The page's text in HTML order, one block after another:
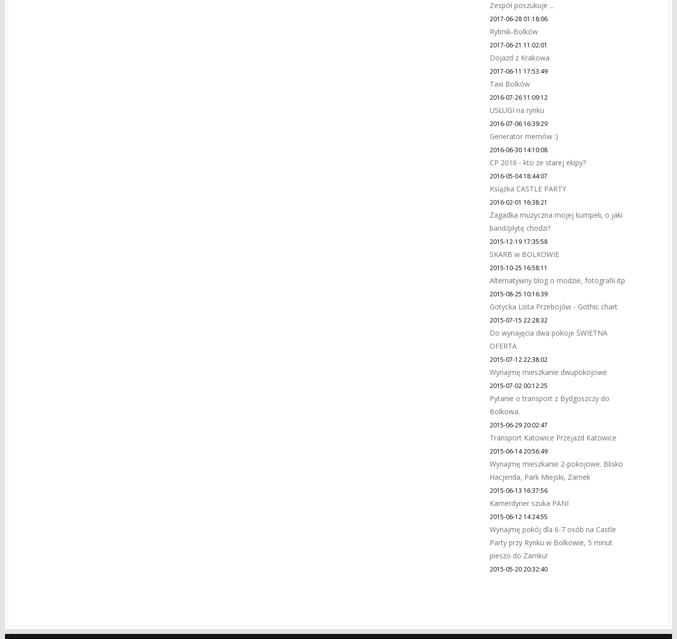
Zespół poszukuje ...
2017-06-28 01:18:06
Rybnik-Bolków
2017-06-21 11:02:01
Dojazd z Krakowa
2017-06-11 17:53:49
Taxi Bolków
2016-07-26 11:09:12
USŁUGI na rynku
2016-07-06 16:39:29
Generator memów :)
2016-06-30 14:10:08
CP 2016 - kto ze starej ekipy?
2016-05-04 18:44:07
Książka CASTLE PARTY
2016-02-01 16:38:21
Zagadka muzyczna mojej kumpeli, o jaki
band/płytę chodzi?
2015-12-19 17:35:58
SKARB w BOLKOWIE
2015-10-25 16:58:11
Alternatywny blog o modzie, fotografii itp
2015-08-25 10:16:39
Gotycka Lista Przebojów - Gothic chart
2015-07-15 22:28:32
Do wynajęcia dwa pokoje ŚWIETNA
OFERTA
2015-07-12 22:38:02
Wynajmę mieszkanie dwupokojowe
2015-07-02 00:12:25
Pytanie o transport z Bydgoszczy do
Bolkowa.
2015-06-29 20:02:47
Transport Katowice Przejazd Katowice
2015-06-14 20:56:49
Wynajmę mieszkanie 2-pokojowe. Blisko
Hacjenda, Park Miejski, Zamek
2015-06-13 16:37:56
Kamerdyner szuka PANI
2015-06-12 14:24:55
Wynajmę pokój dla 6-7 osób na Castle
Party przy Rynku w Bolkowie, 5 minut
pieszo do Zamku!
2015-05-20 20:32:40